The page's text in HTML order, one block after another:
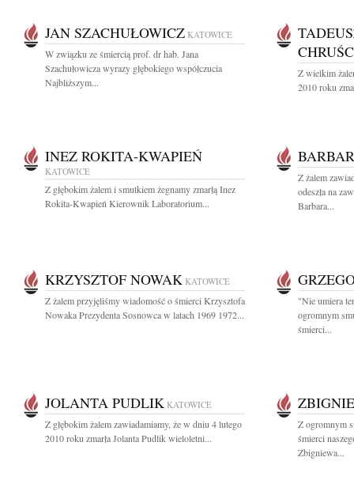
JAN SZACHUŁOWICZ KATOWICE
W związku ze śmiercią prof. dr hab. Jana
Szachułowicza wyrazy głębokiego współczucia
Najbliższym...
Z wielkim
2010 roku
INEZ ROKITA-KWAPIEŃ
KATOWICE
Z głębokim żalem i smutkiem żegnamy zmarłą Inez
Rokita-Kwapień Kierownik Laboratorium...
Z żalem
odeszła na
Barbara...
KRZYSZTOF NOWAK KATOWICE
Z żalem przyjęliśmy wiadomość o śmierci Krzysztofa
Nowaka Prezydenta Sosnowca w latach 1969 1972...
"Nie umiera
ogromnym
śmierci...
JOLANTA PUDLIK KATOWICE
Z głębokim żalem zawiadamiamy, że w dniu 4 lutego
2010 roku zmarła Jolanta Pudlik wieloletni...
Z ogromnym
śmierci
Zbigniewa...